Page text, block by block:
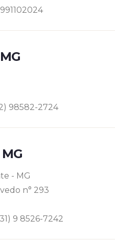
98582-2724
- MG
n° 293
9 8526-7242